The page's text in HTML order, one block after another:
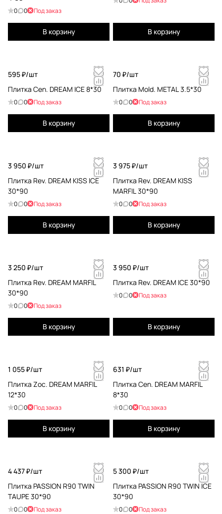
0 0 Под заказ
В корзину В корзину
595 ₽/шт
Плитка Cen. DREAM ICE 8*30
0 0 Под заказ
В корзину
70 ₽/шт
Плитка Mold. METAL 3.5*30
0 0 Под заказ
В корзину
3 950 ₽/шт
Плитка Rev. DREAM KISS ICE
30*90
0 0 Под заказ
В корзину
3 975 ₽/шт
Плитка Rev. DREAM KISS
MARFIL 30*90
0 0 Под заказ
В корзину
3 250 ₽/шт
Плитка Rev. DREAM MARFIL
30*90
0 0 Под заказ
В корзину
3 950 ₽/шт
Плитка Rev. DREAM ICE 30*90
0 0 Под заказ
В корзину
1 055 ₽/шт
Плитка Zoc. DREAM MARFIL
12*30
0 0 Под заказ
В корзину
631 ₽/шт
Плитка Cen. DREAM MARFIL
8*30
0 0 Под заказ
В корзину
4 437 ₽/шт
Плитка PASSION R90 TWIN
TAUPE 30*90
0 0 Под заказ
5 300 ₽/шт
Плитка PASSION R90 TWIN ICE
30*90
0 0 Под заказ